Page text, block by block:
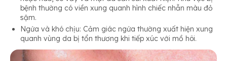
bệnh thường có viền xung quanh hình chiếc nhẫn màu đỏ
sậm.
Ngứa và khó chịu: Cảm giác ngứa thường xuất hiện xung
quanh vùng da bị tổn thương khi tiếp xúc với mồ hôi.